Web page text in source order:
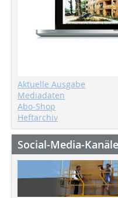
Aktuelle Ausgabe
Mediadaten
Abo-Shop
Heftarchiv
Social-Media-